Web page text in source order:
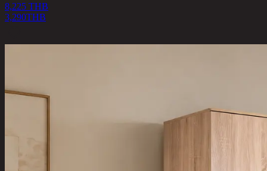
8,225 THB
3,290THB